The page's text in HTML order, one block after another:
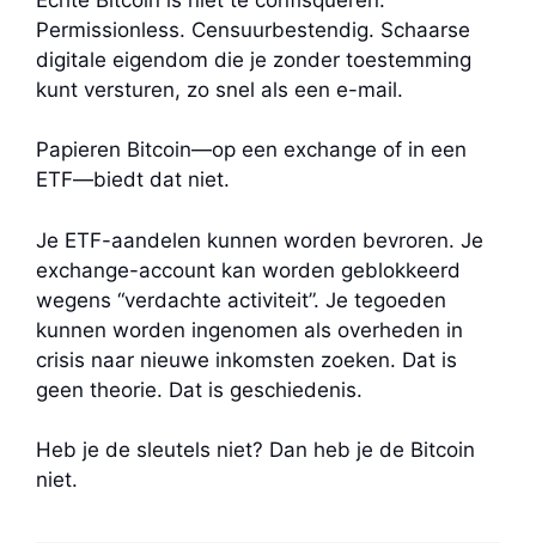
Permissionless. Censuurbestendig. Schaarse
digitale eigendom die je zonder toestemming
kunt versturen, zo snel als een e-mail.
Papieren Bitcoin—op een exchange of in een
ETF—biedt dat niet.
Je ETF-aandelen kunnen worden bevroren. Je
exchange-account kan worden geblokkeerd
wegens “verdachte activiteit”. Je tegoeden
kunnen worden ingenomen als overheden in
crisis naar nieuwe inkomsten zoeken. Dat is
geen theorie. Dat is geschiedenis.
Heb je de sleutels niet? Dan heb je de Bitcoin
niet.